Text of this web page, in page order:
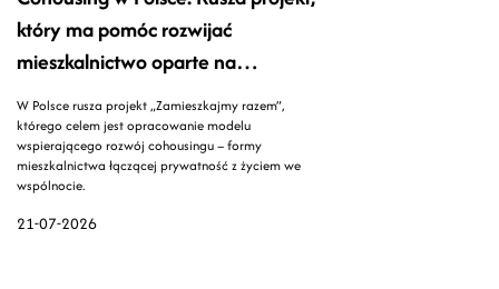
21-07-2026
który ma pomóc rozwijać
mieszkalnictwo oparte na
wspólnocie
W Polsce rusza projekt „Zamieszkajmy razem”,
którego celem jest opracowanie modelu
wspierającego rozwój cohousingu – formy
mieszkalnictwa łączącej prywatność z życiem we
wspólnocie.